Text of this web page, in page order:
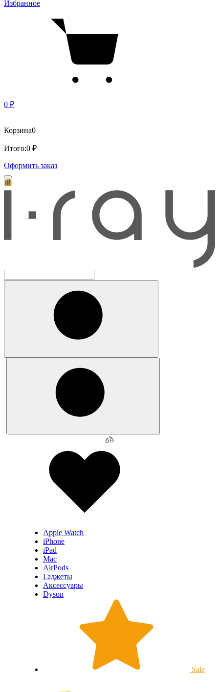
Избранное
0 ₽
Корзина0
Итого:0 ₽
Оформить заказ
Apple Watch
iPhone
iPad
Mac
AirPods
Гаджеты
Аксессуары
Dyson
Sale